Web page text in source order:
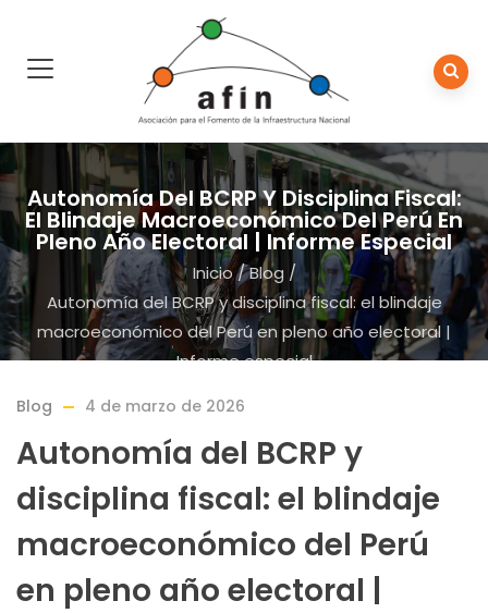
Autonomía Del BCRP Y Disciplina Fiscal:
El Blindaje Macroeconómico Del Perú En
Pleno Año Electoral | Informe Especial
Inicio/Blog /
Autonomía del BCRP y disciplina fiscal: el blindaje
macroeconómico del Perú en pleno año electoral |
Informe especial
Blog 4 de marzo de 2026
Autonomía del BCRP y
disciplina fiscal: el blindaje
macroeconómico del Perú
en pleno año electoral |